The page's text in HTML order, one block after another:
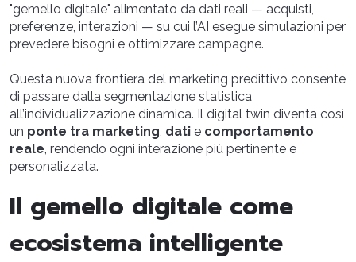
"gemello digitale" alimentato da dati reali — acquisti,
preferenze, interazioni — su cui l’AI esegue simulazioni per
prevedere bisogni e ottimizzare campagne.
Questa nuova frontiera del marketing predittivo consente
di passare dalla segmentazione statistica
all’individualizzazione dinamica. Il digital twin diventa così
un ponte tra marketing, dati e comportamento
reale, rendendo ogni interazione più pertinente e
personalizzata.
Il gemello digitale come
ecosistema intelligente